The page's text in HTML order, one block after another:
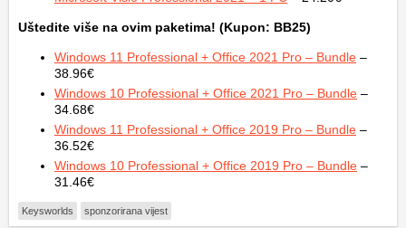
Uštedite više na ovim paketima! (Kupon: BB25)
Windows 11 Professional + Office 2021 Pro – Bundle –
38.96€
Windows 10 Professional + Office 2021 Pro – Bundle –
34.68€
Windows 11 Professional + Office 2019 Pro – Bundle –
36.52€
Windows 10 Professional + Office 2019 Pro – Bundle –
31.46€
Keysworlds sponzorirana vijest